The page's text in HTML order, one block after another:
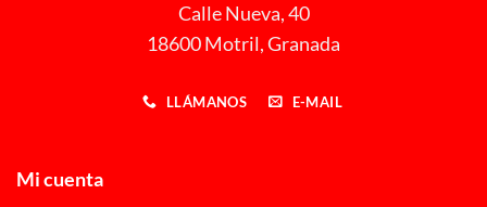
Calle Nueva, 40
18600 Motril, Granada
LLÁMANOS E-MAIL
Mi cuenta